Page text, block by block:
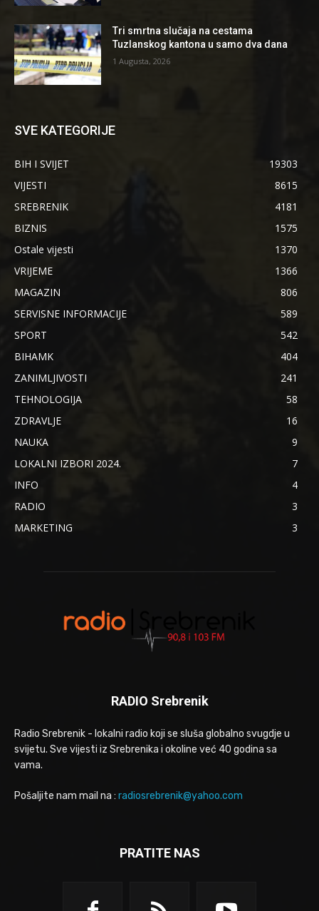
Tri smrtna slučaja na cestama
Tuzlanskog kantona u samo dva dana
1 Augusta, 2026
SVE KATEGORIJE
BIH I SVIJET
19303
VIJESTI
8615
SREBRENIK
4181
BIZNIS
1575
Ostale vijesti
1370
VRIJEME
1366
MAGAZIN
806
SERVISNE INFORMACIJE
589
SPORT
542
BIHAMK
404
ZANIMLJIVOSTI
241
TEHNOLOGIJA
58
ZDRAVLJE
16
NAUKA
9
LOKALNI IZBORI 2024.
7
INFO
4
RADIO
3
MARKETING
3
RADIO Srebrenik
Radio Srebrenik - lokalni radio koji se sluša globalno svugdje u
svijetu. Sve vijesti iz Srebrenika i okoline već 40 godina sa
vama.
Pošaljite nam mail na : radiosrebrenik@yahoo.com
PRATITE NAS